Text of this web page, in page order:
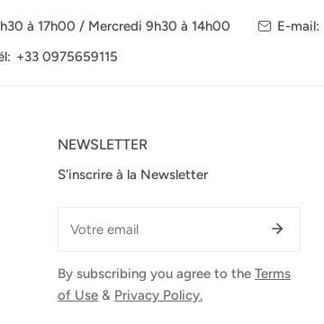
à 17h00 / Mercredi 9h30 à 14h00 E-mail:
+33 0975659115
NEWSLETTER
S'inscrire à la Newsletter
mail
By subscribing you agree to the Terms
of Use & Privacy Policy.